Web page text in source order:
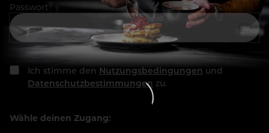
Passwort
Ich stimme den Nutzungsbedingungen und
Datenschutzbestimmungen zu.
Wähle deinen Zugang: